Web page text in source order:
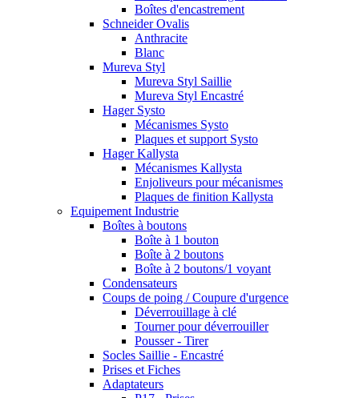
Boîtes d'encastrement
Schneider Ovalis
Anthracite
Blanc
Mureva Styl
Mureva Styl Saillie
Mureva Styl Encastré
Hager Systo
Mécanismes Systo
Plaques et support Systo
Hager Kallysta
Mécanismes Kallysta
Enjoliveurs pour mécanismes
Plaques de finition Kallysta
Equipement Industrie
Boîtes à boutons
Boîte à 1 bouton
Boîte à 2 boutons
Boîte à 2 boutons/1 voyant
Condensateurs
Coups de poing / Coupure d'urgence
Déverrouillage à clé
Tourner pour déverrouiller
Pousser - Tirer
Socles Saillie - Encastré
Prises et Fiches
Adaptateurs